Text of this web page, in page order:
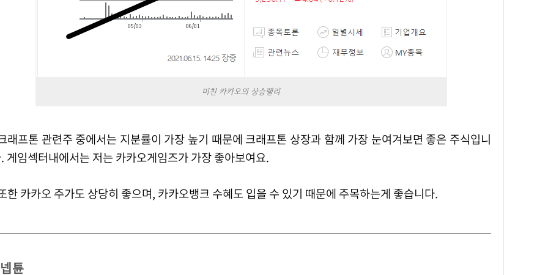
미친 카카오의 상승랠리
상장과 함께 가장 눈여겨보면 좋은 주식입니
게임섹터내에서는 저는 카카오게임즈가 가장 좋아보여요.
또한 카카오 주가도 상당히 좋으며, 카카오뱅크 수혜도 입을 수 있기 때문에 주목하는게 좋습니다.
넵튠